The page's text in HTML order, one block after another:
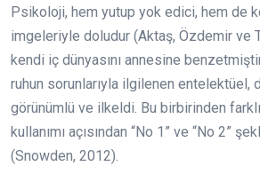
Psikoloji, hem yutup yok edici, hem de
imgeleriyle doludur (Aktaş, Özdemir ve
kendi iç dünyasını annesine
ruhun sorunlarıyla ilgilenen entelektüel,
görünümlü ve ilkeldi. Bu birbirinden
kullanımı açısından “No 1” ve “No 2”
(Snowden, 2012).